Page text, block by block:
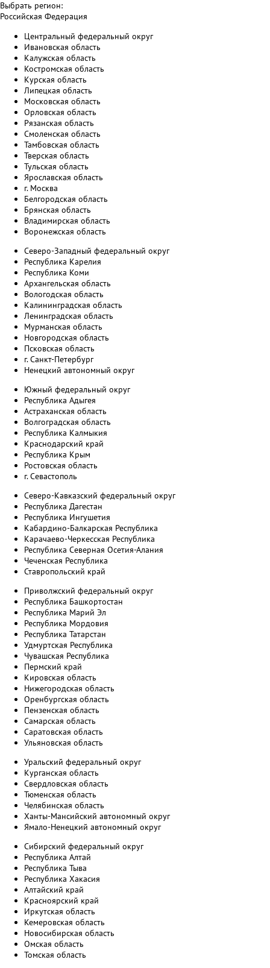
Выбрать регион:
Российская Федерация
Центральный федеральный округ
Ивановская область
Калужская область
Костромская область
Курская область
Липецкая область
Московская область
Орловская область
Рязанская область
Смоленская область
Тамбовская область
Тверская область
Тульская область
Ярославская область
г. Москва
Белгородская область
Брянская область
Владимирская область
Воронежская область
Северо-Западный федеральный округ
Республика Карелия
Республика Коми
Архангельская область
Вологодская область
Калининградская область
Ленинградская область
Мурманская область
Новгородская область
Псковская область
г. Санкт-Петербург
Ненецкий автономный округ
Южный федеральный округ
Республика Адыгея
Астраханская область
Волгоградская область
Республика Калмыкия
Краснодарский край
Республика Крым
Ростовская область
г. Севастополь
Северо-Кавказский федеральный округ
Республика Дагестан
Республика Ингушетия
Кабардино-Балкарская Республика
Карачаево-Черкесская Республика
Республика Северная Осетия-Алания
Чеченская Республика
Ставропольский край
Приволжский федеральный округ
Республика Башкортостан
Республика Марий Эл
Республика Мордовия
Республика Татарстан
Удмуртская Республика
Чувашская Республика
Пермский край
Кировская область
Нижегородская область
Оренбургская область
Пензенская область
Самарская область
Саратовская область
Ульяновская область
Уральский федеральный округ
Курганская область
Свердловская область
Тюменская область
Челябинская область
Ханты-Мансийский автономный округ
Ямало-Ненецкий автономный округ
Сибирский федеральный округ
Республика Алтай
Республика Тыва
Республика Хакасия
Алтайский край
Красноярский край
Иркутская область
Кемеровская область
Новосибирская область
Омская область
Томская область